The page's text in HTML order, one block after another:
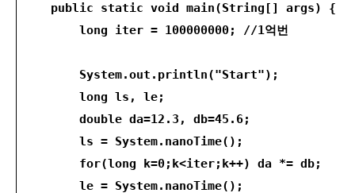
public static void main(String[] args) {
long iter = 100000000; //1억번
System.out.println("Start");
long ls, le;
double da=12.3, db=45.6;
ls = System.nanoTime();
for(long k=0;k<iter;k++) da *= db;
le = System.nanoTime();